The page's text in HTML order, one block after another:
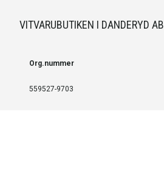
VITVARUBUTIKEN I DANDERYD AB
Org.nummer
559527-9703